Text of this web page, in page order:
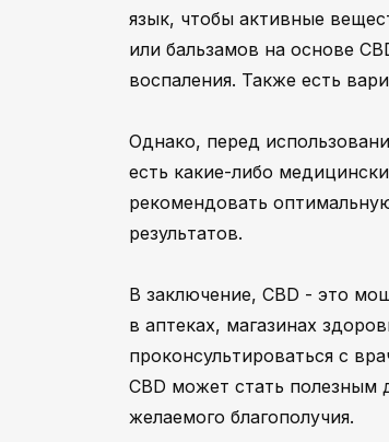
язык, чтобы активные
или бальзамов на основе
воспаления. Также есть
Однако, перед
есть какие-либо
рекомендовать
результатов.
В заключение, CBD - это
в аптеках, магазинах
проконсультироваться с
CBD может стать
желаемого благополучия.